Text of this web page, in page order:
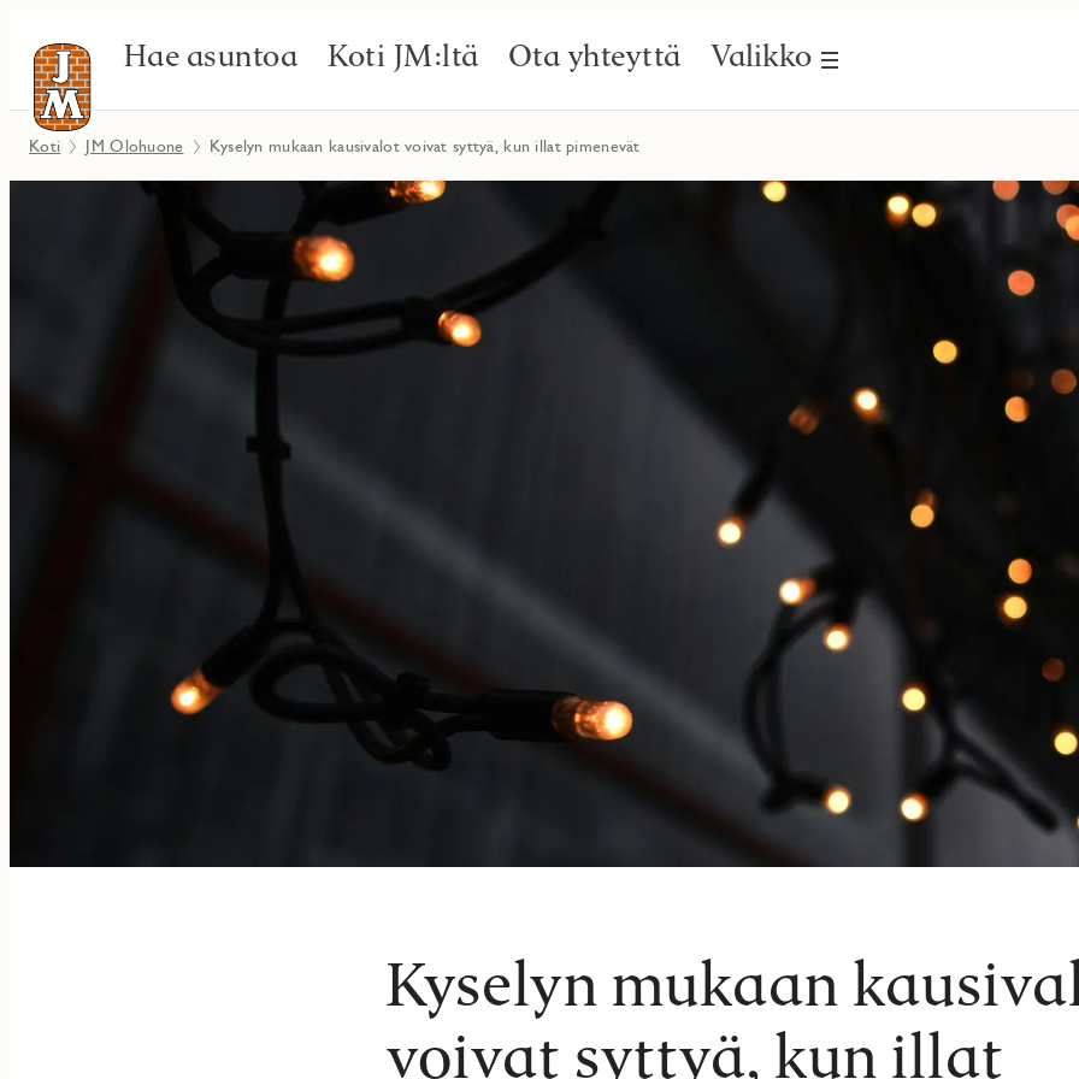
Hae asuntoa Koti JM:ltä Ota yhteyttä Valikko
Koti JM Olohuone Kyselyn mukaan kausivalot voivat syttyä, kun illat pimenevät
Kyselyn mukaan
voivat syttyä, kun illat